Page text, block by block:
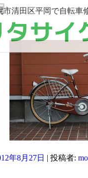
清田区平岡で自転車
年8月27日 | 投稿者: